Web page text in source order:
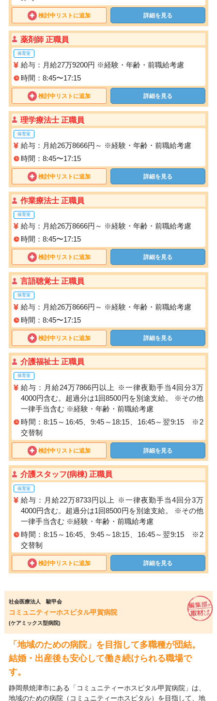
検討中リストに追加 詳細を見る
薬剤師 正職員
保育室
給与：月給27万9200円 ※経験・年齢・前職給考慮
時間：8:45〜17:15
検討中リストに追加 詳細を見る
理学療法士 正職員
保育室
給与：月給26万8666円～ ※経験・年齢・前職給考慮
時間：8:45〜17:15
検討中リストに追加 詳細を見る
作業療法士 正職員
保育室
給与：月給26万8666円～ ※経験・年齢・前職給考慮
時間：8:45〜17:15
検討中リストに追加 詳細を見る
言語聴覚士 正職員
保育室
給与：月給26万8666円～ ※経験・年齢・前職給考慮
時間：8:45〜17:15
検討中リストに追加 詳細を見る
介護福祉士 正職員
保育室
給与：月給24万7866円以上 ※一律夜勤手当4回分3万
4000円含む。超過分は1回8500円を別途支給。 ※その他
一律手当含む ※経験・年齢・前職給考慮
時間：8:15～16:45、9:45～18:15、16:45～翌9:15 ※2
交替制
検討中リストに追加 詳細を見る
介護スタッフ(病棟) 正職員
保育室
給与：月給22万8733円以上 ※一律夜勤手当4回分3万
4000円含む。超過分は1回8500円を別途支給。 ※その他
一律手当含む ※経験・年齢・前職給考慮
時間：8:15～16:45、9:45～18:15、16:45～翌9:15 ※2
交替制
検討中リストに追加 詳細を見る
社会医療法人 駿甲会
コミュニティーホスピタル甲賀病院
(ケアミックス型病院)
「地域のための病院」を目指して多職種が団結。
結婚・出産後も安心して働き続けられる職場で
す。
静岡県焼津市にある「コミュニティーホスピタル甲賀病院」は、
地域のための病院（コミュニティーホスピタル）を目指して、地